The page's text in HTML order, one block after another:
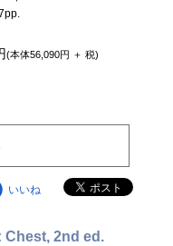
(本体56,090円 ＋ 税)
いいね
Chest, 2nd ed.